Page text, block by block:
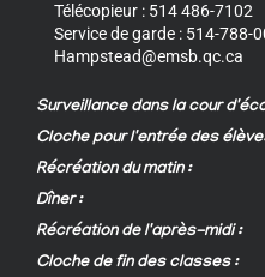
Télécopieur : 514 486-7102
Service de garde : 514-788-
Hampstead@emsb.qc.ca
Surveillance dans la cour
Cloche pour l'entrée des
Récréation du matin :
Dîner :
Récréation de l'après-midi :
Cloche de fin des classes :